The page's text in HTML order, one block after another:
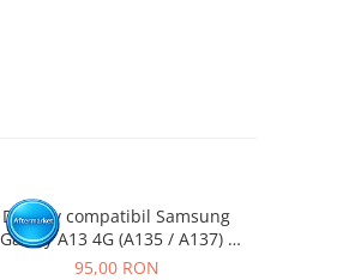
Display compatibil Samsung
Galaxy A13 4G (A135 / A137) -
cu Rama
95,00 RON